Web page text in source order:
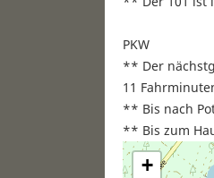
PKW
** Der
11
** Bis nach
** Bis zum
+